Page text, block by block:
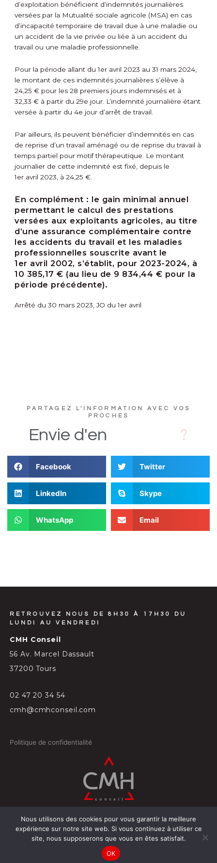
d’exploitation bénéficient d’indemnités journalières
versées par la Mutualité sociale agricole (MSA) en cas
d’incapacité temporaire de travail due à une maladie ou
un accident de la vie privée ou liée à un accident du
travail ou une maladie professionnelle.
Pour la période allant du 1er avril 2023 au 31 mars 2024,
le montant de ces indemnités journalières s’élève à
24,25 € pour les 28 premiers jours indemnisés et à
32,33 € à partir du 29e jour. L’indemnité journalière étant
versée à partir du 4e jour d’arrêt de travail.
Par ailleurs, ils peuvent bénéficier d’indemnités en cas
de reprise d’un travail aménagé ou de reprise du travail à
temps partiel pour motif thérapeutique. Le montant
journalier de cette indemnité est fixé, depuis le
1er avril 2023, à 24,25 €.
En complément : le gain minimal annuel
permettant le calcul des prestations
versées aux exploitants agricoles, au titre
d’une assurance complémentaire contre
les accidents du travail et les maladies
professionnelles souscrite avant le
1 er avril 2002, s’établit, pour 2023-2024, à
10 385,17 € (au lieu de 9 834,44 € pour la
période précédente).
Arrêté du 30 mars 2023, JO du 1er avril
PARTAGEZ L'INFORMATION AVEC VOS
PROCHES
Envie d'en
Facebook Twitter
LinkedIn Skype
WhatsApp Email
RETROUVEZ NOUS DE 8H30 À 17H30 DU
LUNDI AU VENDREDI
CMH Conseil
56 Av. Marcel Dassault
37200 Tours
02 47 20 34 54
cmh@cmhconseil.com
Politique de confidentialité
© 2026 Conçu par Projectil-Sogepress à Tours
Nous utilisons des cookies pour vous garantir la meilleure
expérience sur notre site web. Si vous continuez à utiliser ce
site, nous supposerons que vous en êtes satisfait.
OK